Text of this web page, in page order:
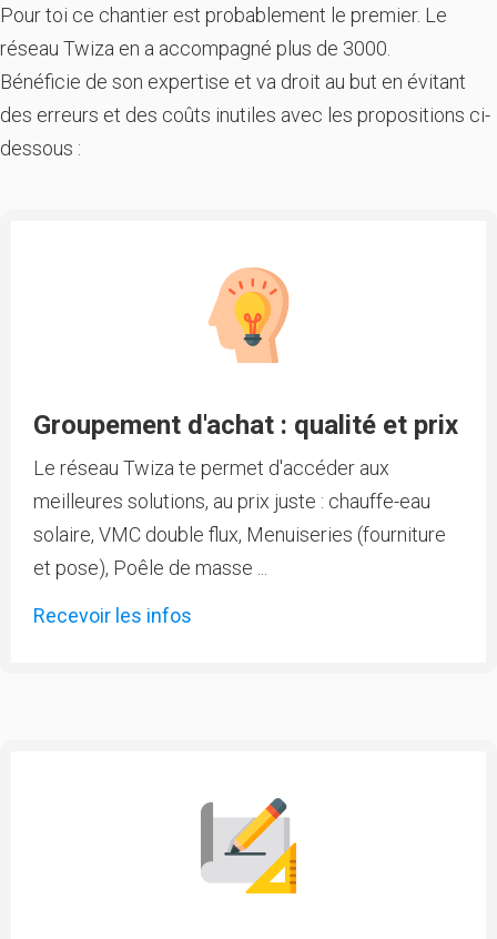
Pour toi ce chantier est probablement le premier. Le
réseau Twiza en a accompagné plus de 3000.
Bénéficie de son expertise et va droit au but en évitant
des erreurs et des coûts inutiles avec les propositions ci-
dessous :
Groupement d'achat : qualité et prix
Le réseau Twiza te permet d'accéder aux
meilleures solutions, au prix juste : chauffe-eau
solaire, VMC double flux, Menuiseries (fourniture
et pose), Poêle de masse ...
Recevoir les infos